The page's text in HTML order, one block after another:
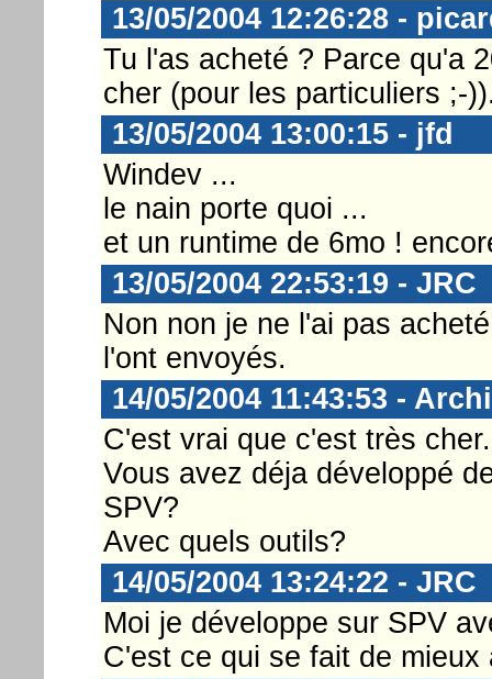
13/05/2004 12:26:28 -
Tu l'as acheté ? Parce qu'a
cher (pour les particuliers ;-
13/05/2004 13:00:15 - jfd
Windev ...
le nain porte quoi ...
et un runtime de 6mo !
13/05/2004 22:53:19 - JRC
Non non je ne l'ai pas
l'ont envoyés.
14/05/2004 11:43:53 - Archi
C'est vrai que c'est très cher.
Vous avez déja développé
SPV?
Avec quels outils?
14/05/2004 13:24:22 - JRC
Moi je développe sur SPV
C'est ce qui se fait de mieux